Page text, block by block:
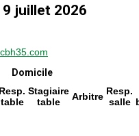
juillet 2026
Domicile
Resp.
table
Stagiaire
table
Arbitre Resp.
salle